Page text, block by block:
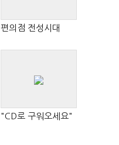
편의점 전성시대
"CD로 구워오세요"